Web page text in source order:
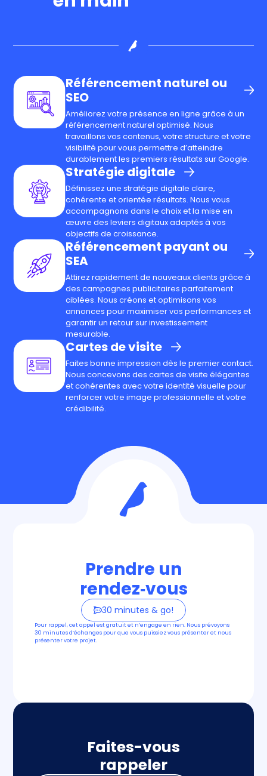
Référencement naturel ou
SEO
Améliorez votre présence en ligne grâce à un
référencement naturel optimisé. Nous
travaillons vos contenus, votre structure et votre
visibilité pour vous permettre d’atteindre
durablement les premiers résultats sur Google.
Stratégie digitale
Définissez une stratégie digitale claire,
cohérente et orientée résultats. Nous vous
accompagnons dans le choix et la mise en
œuvre des leviers digitaux adaptés à vos
objectifs de croissance.
Référencement payant ou
SEA
Attirez rapidement de nouveaux clients grâce à
des campagnes publicitaires parfaitement
ciblées. Nous créons et optimisons vos
annonces pour maximiser vos performances et
garantir un retour sur investissement
mesurable.
Cartes de visite
Faites bonne impression dès le premier contact.
Nous concevons des cartes de visite élégantes
et cohérentes avec votre identité visuelle pour
renforcer votre image professionnelle et votre
crédibilité.
Faites-vous
rappeler
Prendre un
rendez‑vous
30 minutes & go!
Pour rappel, cet appel est gratuit et n’engage en rien. Nous prévoyons
30 minutes d’échanges pour que vous puissiez vous présenter et nous
présenter votre projet.